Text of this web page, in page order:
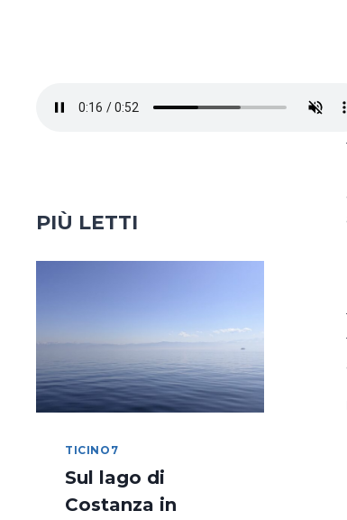
PIÙ LETTI
TICINO7
Sul lago di
Costanza in